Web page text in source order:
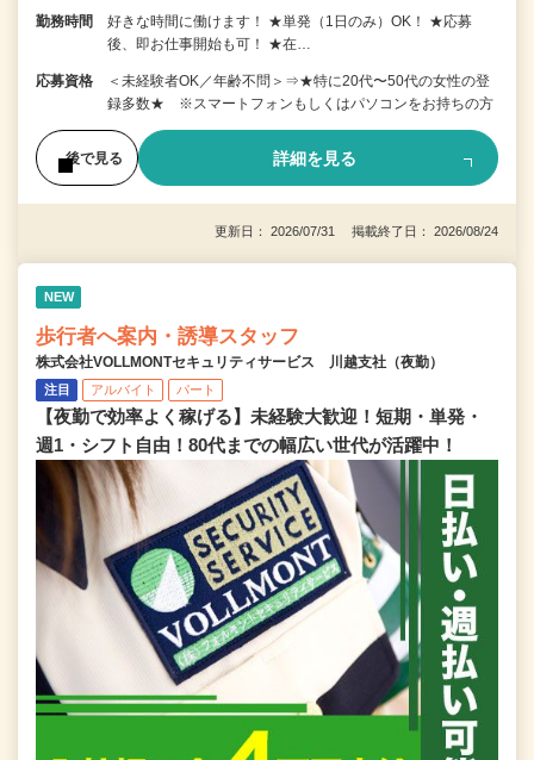
勤務時間
好きな時間に働けます！ ★単発（1日のみ）OK！ ★応募
後、即お仕事開始も可！ ★在…
応募資格
＜未経験者OK／年齢不問＞⇒★特に20代〜50代の女性の登
録多数★ ※スマートフォンもしくはパソコンをお持ちの方
後で見る 詳細を見る
更新日： 2026/07/31 掲載終了日： 2026/08/24
NEW
歩行者へ案内・誘導スタッフ
株式会社VOLLMONTセキュリティサービス 川越支社（夜勤）
注目 アルバイト パート
【夜勤で効率よく稼げる】未経験大歓迎！短期・単発・
週1・シフト自由！80代までの幅広い世代が活躍中！